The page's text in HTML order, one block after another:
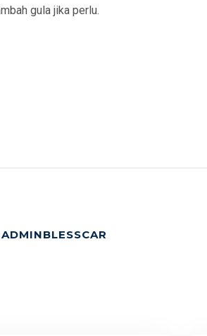
gula jika perlu.
ADMINBLESSCAR